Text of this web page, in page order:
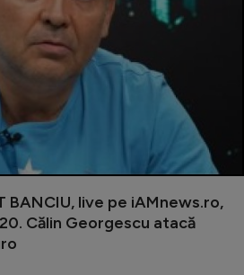
BANCIU, live pe iAMnews.ro,
Călin Georgescu atacă